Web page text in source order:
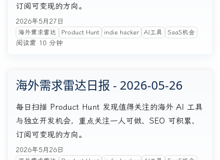
订阅可变现的方向。
2026年5月27日
海外需求雷达 Product Hunt indie hacker AI工具 SaaS机会
阅读需 10 分钟
海外需求雷达日报 - 2026-05-26
每日扫描 Product Hunt 发现值得关注的海外 AI 工具
与独立开发机会，重点关注一人可做、SEO 可积累、
订阅可变现的方向。
2026年5月26日